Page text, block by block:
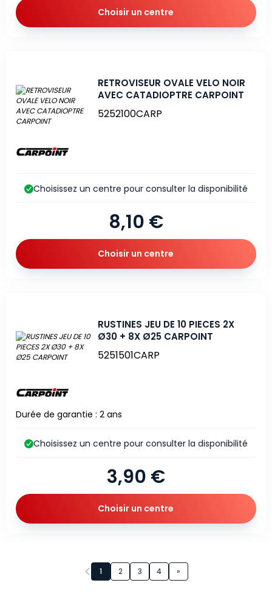
Choisir un centre
RETROVISEUR OVALE VELO NOIR
AVEC CATADIOPTRE CARPOINT
5252100CARP
8,10 €
Choisissez un centre pour consulter la disponibilité
Choisir un centre
RUSTINES JEU DE 10 PIECES 2X
Ø30 + 8X Ø25 CARPOINT
5251501CARP
Durée de garantie : 2 ans
3,90 €
Choisissez un centre pour consulter la disponibilité
Choisir un centre
1 2 3 4 »
Page 1 sur 5